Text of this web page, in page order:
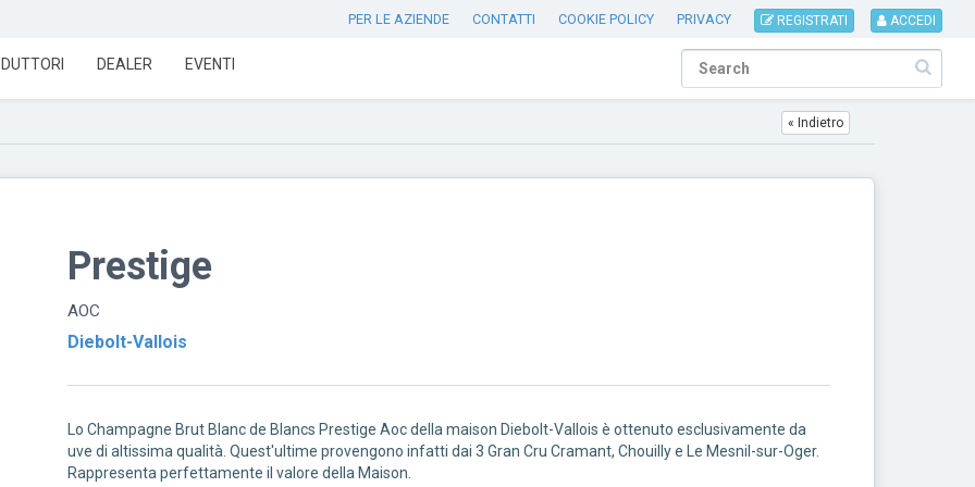
PER LE AZIENDE CONTATTI COOKIE POLICY PRIVACY REGISTRATI ACCEDI
DEALER EVENTI
« Indietro
Prestige
AOC
Diebolt-Vallois
Lo Champagne Brut Blanc de Blancs Prestige Aoc della maison Diebolt-Vallois è ottenuto esclusivamente da
uve di altissima qualità. Quest'ultime provengono infatti dai 3 Gran Cru Cramant, Chouilly e Le Mesnil-sur-Oger.
Rappresenta perfettamente il valore della Maison.